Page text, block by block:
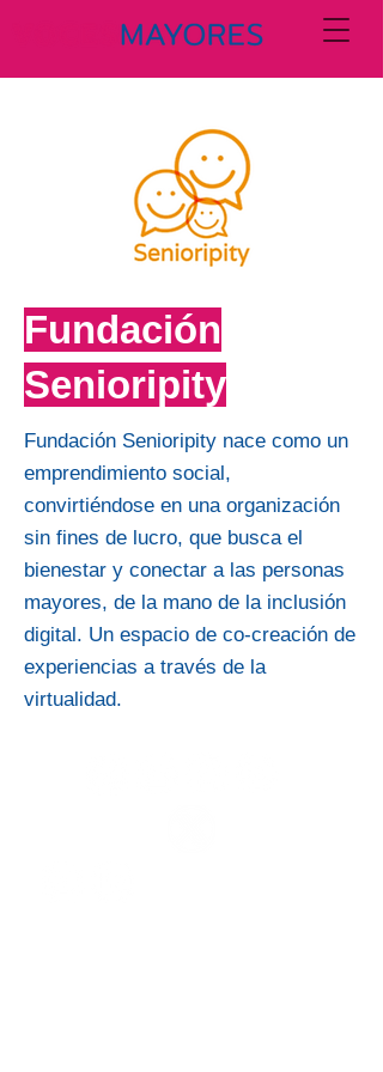
Fundación
Senioripity
Fundación Senioripity nace como un
emprendimiento social,
convirtiéndose en una organización
sin fines de lucro, que busca el
bienestar y conectar a las personas
mayores, de la mano de la inclusión
digital. Un espacio de co-creación de
experiencias a través de la
virtualidad.